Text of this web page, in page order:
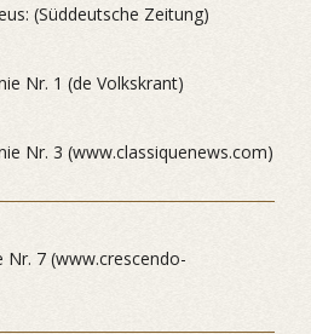
(Süddeutsche Zeitung)
Nr. 1 (de Volkskrant)
Nr. 3 (www.classiquenews.com)
Nr. 7 (www.crescendo-